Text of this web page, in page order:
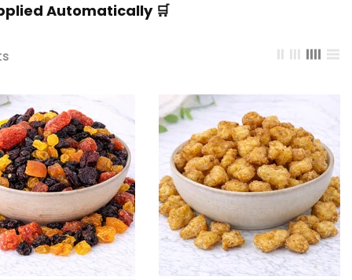
Automatically 🛒